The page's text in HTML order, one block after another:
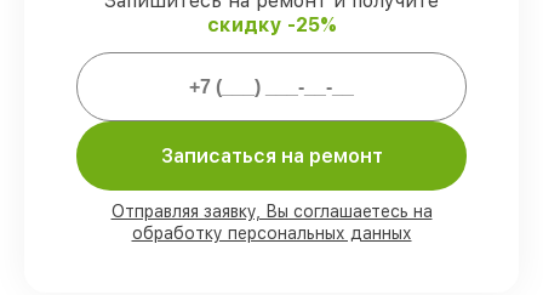
Мы гарантируем:
ремонтов закрываем в вашем
90%
запчастей Infratech имеются на
складе в Казани, остальные поступают
Фирменные детали Infratech и
проверенные реплики– под любые
скидку -25%
Записаться на ремонт
Отправляя заявку, Вы соглашаетесь на
обработку персональных данных